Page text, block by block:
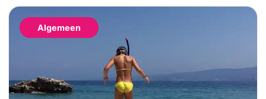
niet helemaal bij jullie past. Wie houdt van
het buitenleven, maar niet wil slepen met
Algemeen